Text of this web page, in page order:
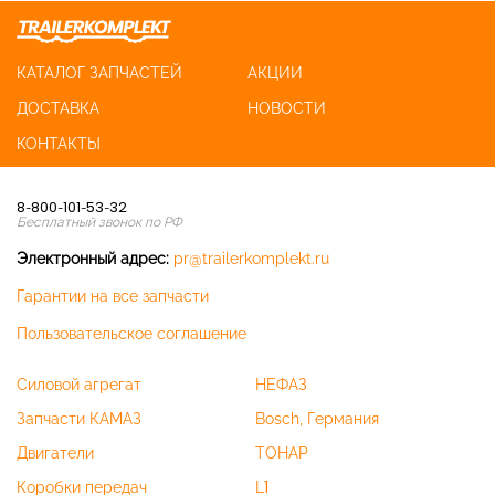
КАТАЛОГ ЗАПЧАСТЕЙ
АКЦИИ
ДОСТАВКА
НОВОСТИ
КОНТАКТЫ
8-800-101-53-32
Бесплатный звонок по РФ
Электронный адрес: pr@trailerkomplekt.ru
Гарантии на все запчасти
Пользовательское соглашение
Силовой агрегат
Запчасти КАМАЗ
Двигатели
Коробки передач
НЕФАЗ
Bosch, Германия
ТОНАР
L1